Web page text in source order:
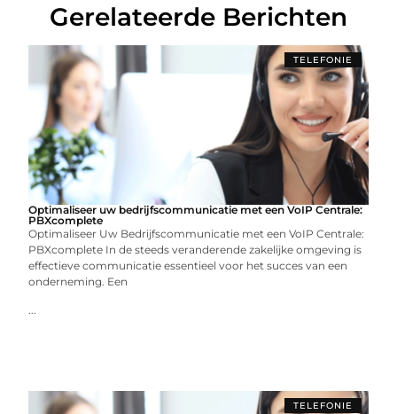
Gerelateerde Berichten
TELEFONIE
Optimaliseer uw bedrijfscommunicatie met een VoIP Centrale:
PBXcomplete
Optimaliseer Uw Bedrijfscommunicatie met een VoIP Centrale:
PBXcomplete In de steeds veranderende zakelijke omgeving is
effectieve communicatie essentieel voor het succes van een
onderneming. Een
...
TELEFONIE